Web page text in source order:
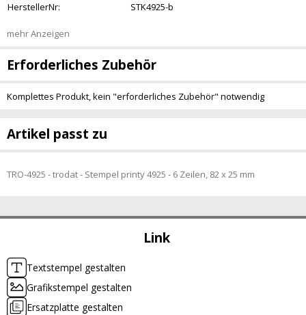
Link
Textstempel gestalten
Grafikstempel gestalten
Ersatzplatte gestalten
HerstellerNr:
STK4925-b
mehr Anzeigen
Erforderliches Zubehör
Komplettes Produkt, kein "erforderliches Zubehör" notwendig
Artikel passt zu
TRO-4925 - trodat - Stempel printy 4925 - 6 Zeilen, 82 x 25 mm